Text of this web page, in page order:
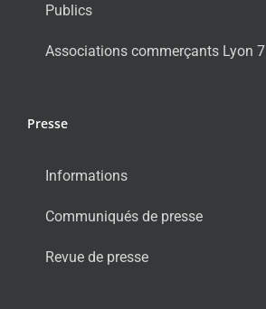
Publics
Associations commerçants Lyon 7
Presse
Informations
Communiqués de presse
Revue de presse